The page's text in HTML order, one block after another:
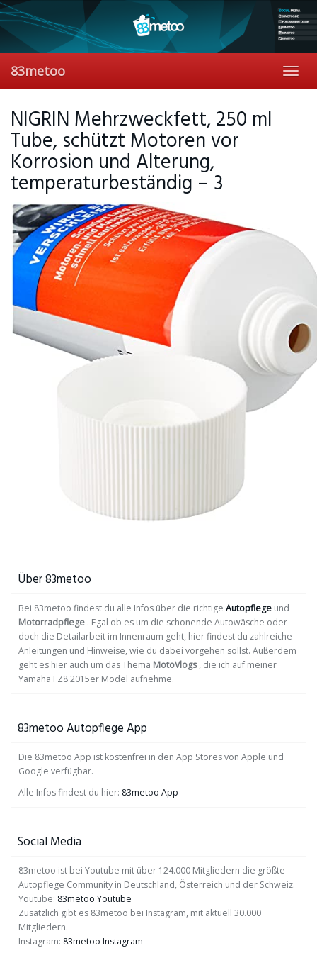
Skip
to
content
83metoo
NIGRIN Mehrzweckfett, 250 ml
Tube, schützt Motoren vor
Korrosion und Alterung,
temperaturbeständig – 3
Über 83metoo
Bei 83metoo findest du alle Infos über die richtige Autopflege und
Motorradpflege . Egal ob es um die schonende Autowäsche oder
doch die Detailarbeit im Innenraum geht, hier findest du zahlreiche
Anleitungen und Hinweise, wie du dabei vorgehen sollst. Außerdem
geht es hier auch um das Thema MotoVlogs, die ich auf meiner
Yamaha FZ8 2015er Model aufnehme.
83metoo Autopflege App
Die 83metoo App ist kostenfrei in den App Stores von Apple und
Google verfügbar.
Alle Infos findest du hier: 83metoo App
Social Media
83metoo ist bei Youtube mit über 124.000 Mitgliedern die größte
Autopflege Community in Deutschland, Österreich und der Schweiz.
Youtube: 83metoo Youtube
Zusätzlich gibt es 83metoo bei Instagram, mit aktuell 30.000
Mitgliedern.
Instagram: 83metoo Instagram